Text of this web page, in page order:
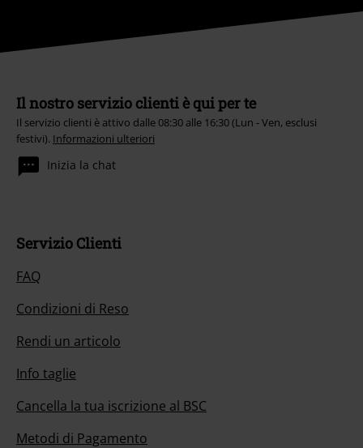
Il nostro servizio clienti è qui per te
Il servizio clienti è attivo dalle 08:30 alle 16:30 (Lun - Ven, esclusi
festivi). Informazioni ulteriori
Inizia la chat
Servizio Clienti
FAQ
Condizioni di Reso
Rendi un articolo
Info taglie
Cancella la tua iscrizione al BSC
Metodi di Pagamento